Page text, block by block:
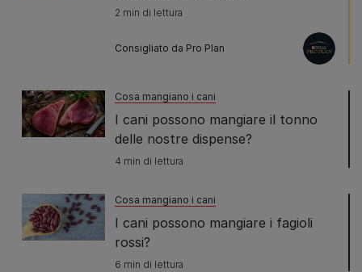
2 min di lettura
Consigliato da Pro Plan
Cosa mangiano i cani
I cani possono mangiare il tonno
delle nostre dispense?
4 min di lettura
Cosa mangiano i cani
I cani possono mangiare i fagioli
rossi?
6 min di lettura